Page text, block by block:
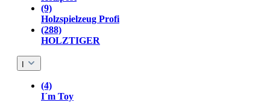
(9)
Holzspielzeug Profi
(288)
HOLZTIGER
(4)
I´m Toy